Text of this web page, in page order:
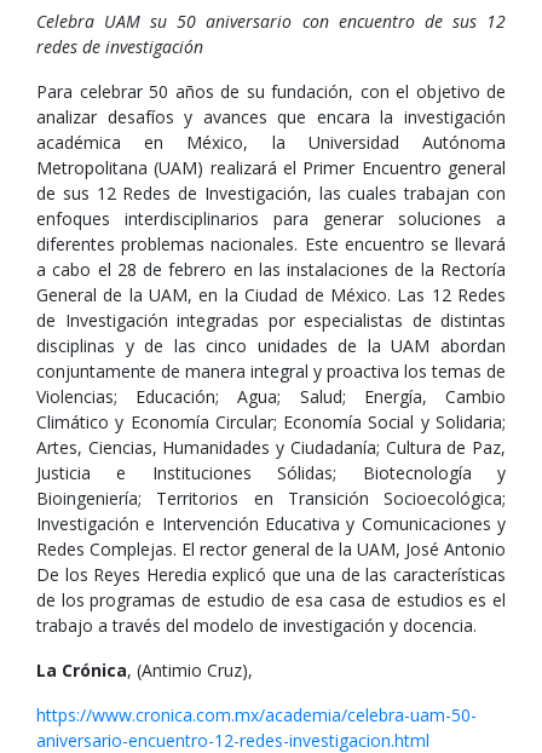
Celebra UAM su 50 aniversario con encuentro de sus 12
redes de investigación
Para celebrar 50 años de su fundación, con el objetivo de
analizar desafíos y avances que encara la investigación
académica en México, la Universidad Autónoma
Metropolitana (UAM) realizará el Primer Encuentro general
de sus 12 Redes de Investigación, las cuales trabajan con
enfoques interdisciplinarios para generar soluciones a
diferentes problemas nacionales. Este encuentro se llevará
a cabo el 28 de febrero en las instalaciones de la Rectoría
General de la UAM, en la Ciudad de México. Las 12 Redes
de Investigación integradas por especialistas de distintas
disciplinas y de las cinco unidades de la UAM abordan
conjuntamente de manera integral y proactiva los temas de
Violencias; Educación; Agua; Salud; Energía, Cambio
Climático y Economía Circular; Economía Social y Solidaria;
Artes, Ciencias, Humanidades y Ciudadanía; Cultura de Paz,
Justicia e Instituciones Sólidas; Biotecnología y
Bioingeniería; Territorios en Transición Socioecológica;
Investigación e Intervención Educativa y Comunicaciones y
Redes Complejas. El rector general de la UAM, José Antonio
De los Reyes Heredia explicó que una de las características
de los programas de estudio de esa casa de estudios es el
trabajo a través del modelo de investigación y docencia.
La Crónica, (Antimio Cruz),
https://www.cronica.com.mx/academia/celebra-uam-50-
aniversario-encuentro-12-redes-investigacion.html